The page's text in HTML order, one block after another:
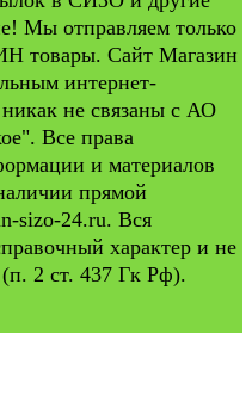
Мы отправляем только
товары. Сайт Магазин
интернет-
не связаны с АО
Все права
и материалов
прямой
sizo-24.ru. Вся
характер и не
2 ст. 437 Гк Рф).